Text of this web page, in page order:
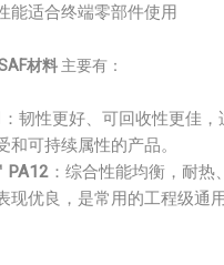
能适合终端零部件使用
材料 主要有：
：韧性更好、可回收性更佳
和可持续属性的产品。
PA12 ：综合性能均衡，耐热
现优良，是常用的工程级通用